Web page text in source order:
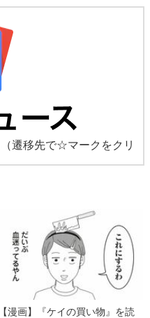
（遷移先で☆マークをクリ
【漫画】『ケイの買い物』を読